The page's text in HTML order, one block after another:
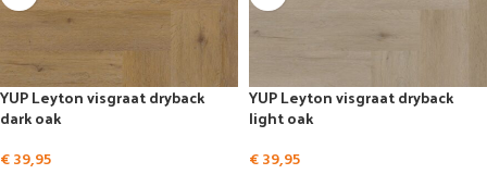
YUP Leyton visgraat dryback
dark oak
€39,95
YUP Leyton visgraat dryback
light oak
€39,95